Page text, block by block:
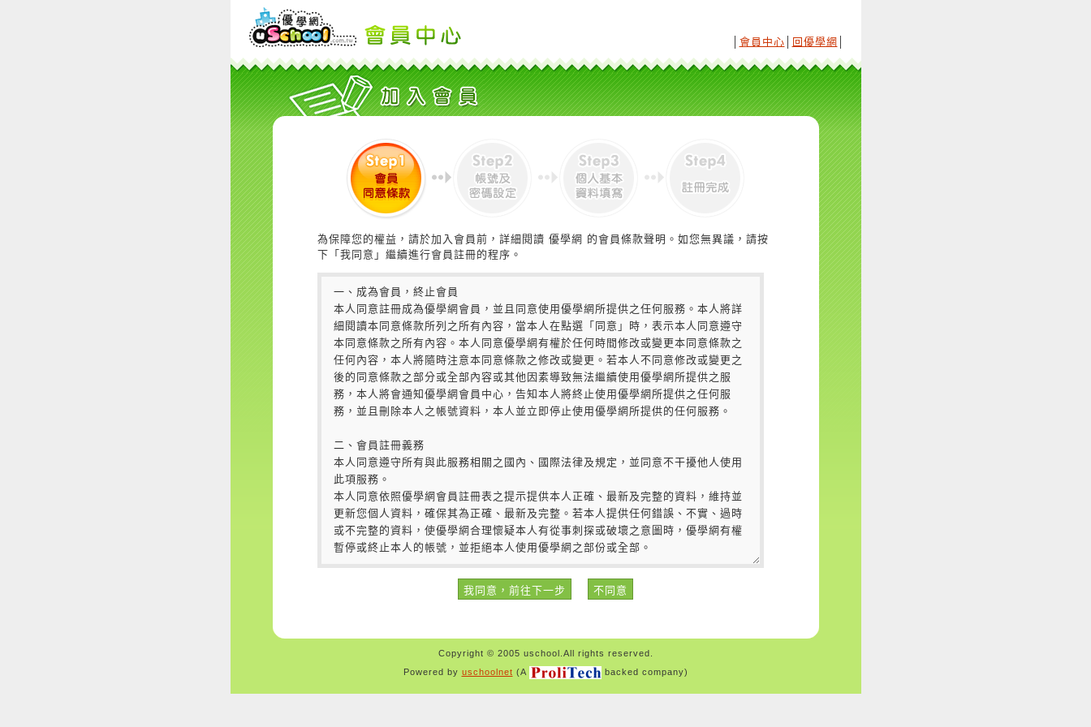
會員中心 回優學網
為保障您的權益，請於加入會員前，詳細閱讀 優學網 的會員條款聲明。如您無異議，請按
下「我同意」繼續進行會員註冊的程序。
Copyright © 2005 uschool.All rights reserved.
Powered by uschoolnet (A backed company)